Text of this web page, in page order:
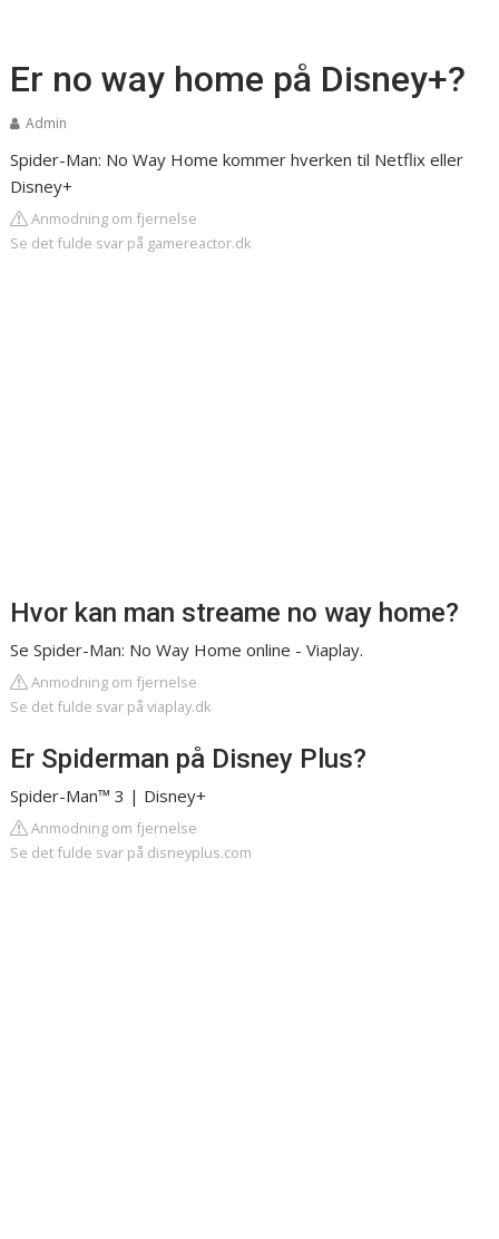
Er no way home på Disney+?
Admin
Spider-Man: No Way Home kommer hverken til Netflix eller
Disney+
Anmodning om fjernelse
Se det fulde svar på gamereactor.dk
Hvor kan man streame no way home?
Se Spider-Man: No Way Home online - Viaplay.
Anmodning om fjernelse
Se det fulde svar på viaplay.dk
Er Spiderman på Disney Plus?
Spider-Man™ 3 | Disney+
Anmodning om fjernelse
Se det fulde svar på disneyplus.com